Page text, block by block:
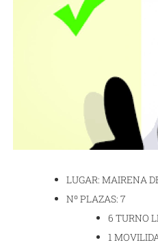
LUGAR: MAIRENA
Nº PLAZAS: 7
6 TURNO
1